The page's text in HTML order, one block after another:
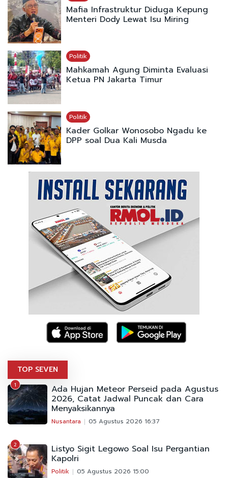
Mafia Infrastruktur Diduga Kepung
Menteri Dody Lewat Isu Miring
Politik
Mahkamah Agung Diminta Evaluasi
Ketua PN Jakarta Timur
Politik
Kader Golkar Wonosobo Ngadu ke
DPP soal Dua Kali Musda
TOP SEVEN
1 Ada Hujan Meteor Perseid pada Agustus
2026, Catat Jadwal Puncak dan Cara
Menyaksikannya
Nusantara 05 Agustus 2026 16:37
2 Listyo Sigit Legowo Soal Isu Pergantian
Kapolri
Politik 05 Agustus 2026 15:00